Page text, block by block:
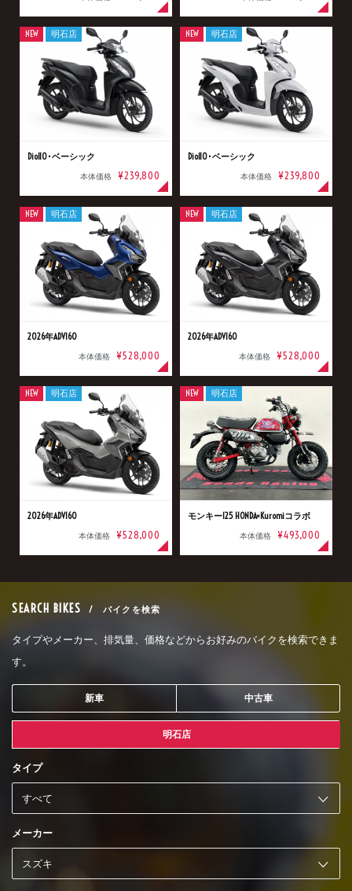
Dio110･ベーシック
本体価格 ¥239,800
NEW 明石店
Dio110･ベーシック
本体価格 ¥239,800
NEW 明石店
2026年ADV160
本体価格 ¥528,000
NEW 明石店
2026年ADV160
本体価格 ¥528,000
NEW 明石店
2026年ADV160
本体価格 ¥528,000
NEW 明石店
モンキー125 HONDA×Kuromiコラボ
本体価格 ¥493,000
NEW 明石店
SEARCH BIKES / バイクを検索
タイプやメーカー、排気量、価格などからお好みのバイクを検索できま
す。
新車 中古車
明石店
タイプ
メーカー